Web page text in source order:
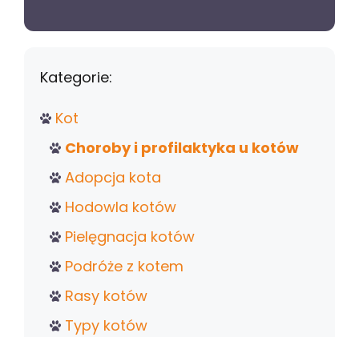
Kategorie:
Kot
Choroby i profilaktyka u kotów
Adopcja kota
Hodowla kotów
Pielęgnacja kotów
Podróże z kotem
Rasy kotów
Typy kotów